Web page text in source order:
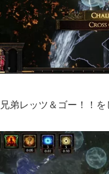
弟レッツ＆ゴー！！